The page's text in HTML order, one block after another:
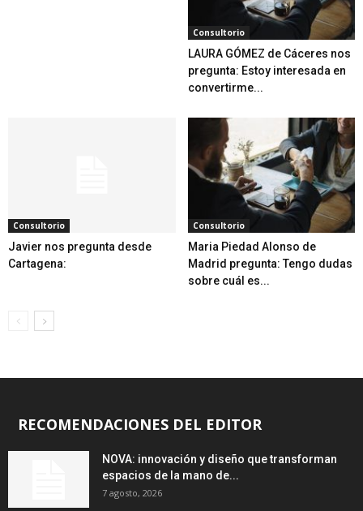
Consultorio
LAURA GÓMEZ de Cáceres nos
pregunta: Estoy interesada en
convertirme...
Consultorio
Javier nos pregunta desde
Cartagena:
Consultorio
Maria Piedad Alonso de
Madrid pregunta: Tengo dudas
sobre cuál es...
RECOMENDACIONES DEL EDITOR
NOVA: innovación y diseño que transforman
espacios de la mano de...
7 agosto, 2026